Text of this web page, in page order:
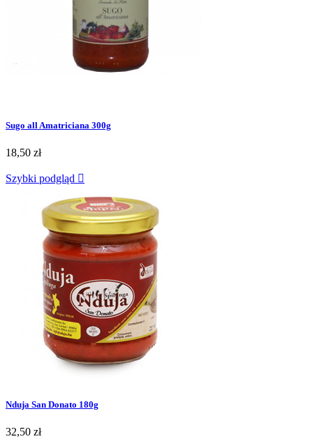
Sugo all Amatriciana 300g
18,50 zł
Szybki podgląd 
Nduja San Donato 180g
32,50 zł